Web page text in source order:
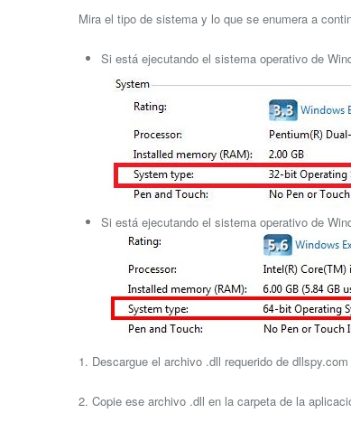
Mira el tipo de sistema y lo que se enumera a
Si está ejecutando el sistema operativo de
Si está ejecutando el sistema operativo de
1. Descargue el archivo .dll requerido de dllspy.com
2. Copie ese archivo .dll en la carpeta de la